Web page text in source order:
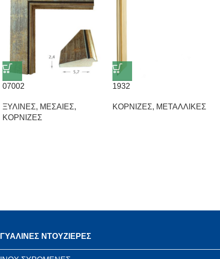
07002
ΞΥΛΙΝΕΣ, ΜΕΣΑΙΕΣ,
ΚΟΡΝΙΖΕΣ
1932
ΚΟΡΝΙΖΕΣ, ΜΕΤΑΛΛΙΚΕΣ
ΓΥΑΛΙΝΕΣ ΝΤΟΥΖΙΕΡΕΣ